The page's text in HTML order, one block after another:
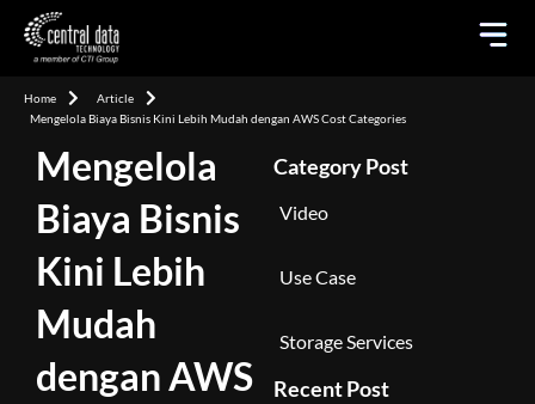
Home
Article
Mengelola Biaya Bisnis Kini Lebih Mudah dengan AWS Cost Categories
Mengelola
Biaya Bisnis
Kini Lebih
Mudah
dengan AWS
Category Post
Video
Use Case
Storage Services
Recent Post